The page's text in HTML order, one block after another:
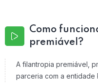
Como
premiável?
A filantropia premiável,
parceria com a entidade